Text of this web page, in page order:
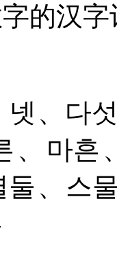
的汉
、다
、마흔
、스